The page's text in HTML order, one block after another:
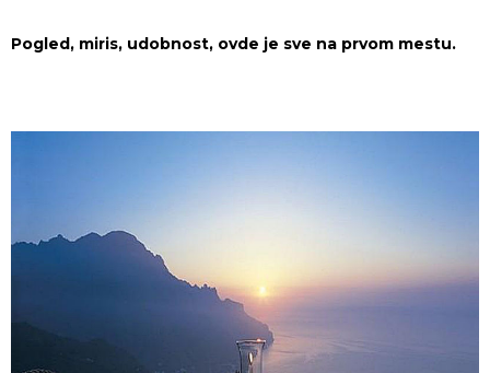
Pogled, miris, udobnost, ovde je sve na prvom mestu.